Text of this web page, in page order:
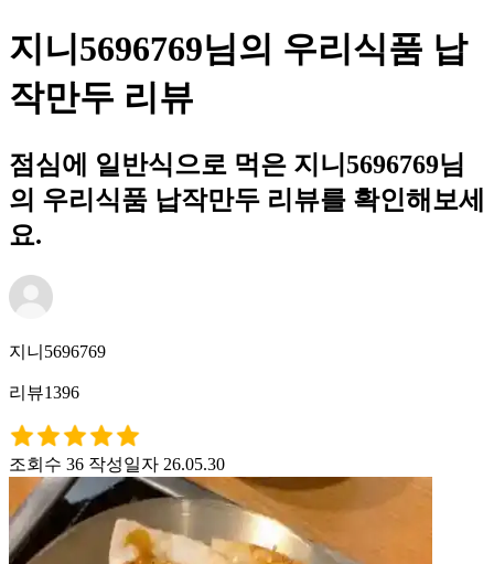
지니5696769님의 우리식품 납
작만두 리뷰
점심에 일반식으로 먹은 지니5696769님
의 우리식품 납작만두 리뷰를 확인해보세
요.
지니5696769
리뷰1396
조회수 36 작성일자 26.05.30